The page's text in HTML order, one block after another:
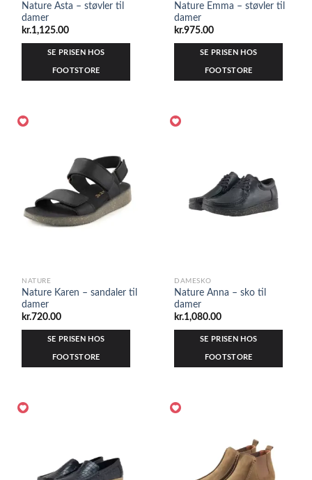
Nature Asta – støvler til
damer
kr.1,125.00
SE PRISEN HOS
FOOTSTORE
Nature Emma – støvler til
damer
kr.975.00
SE PRISEN HOS
FOOTSTORE
NATURE
Nature Karen – sandaler til
damer
kr.720.00
SE PRISEN HOS
FOOTSTORE
DAMESKO
Nature Anna – sko til
damer
kr.1,080.00
SE PRISEN HOS
FOOTSTORE